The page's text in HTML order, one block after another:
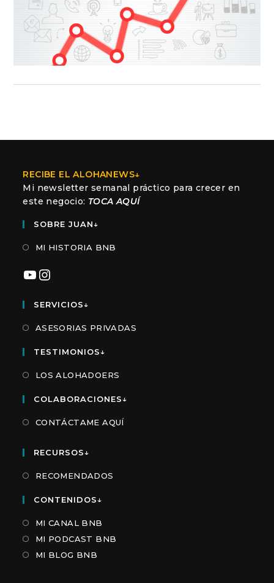
RECIBE EL ALOHANEWS↓
Mi newsletter semanal práctico para crecer en
este negocio: TOCA AQUÍ
SOBRE JUAN↓
MI HISTORIA BNB
YouTubeInstagram
SERVICIOS↓
ASESORIAS PRIVADAS
TESTIMONIOS↓
LOS ALOHADOERS
COLABORACIONES↓
CONTÁCTAME AQUÍ
RECURSOS↓
RECOMENDADOS
CONTENIDOS↓
MI CANAL BNB
MI PODCAST BNB
MI BLOG BNB